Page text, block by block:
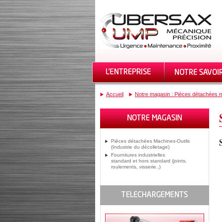
Accueil Notre magasin : Pièces détachées
Pièces détachées Machines-Outils
(Industrie du décolletage)
Fournitures industrielles
standard et hors standard (joints,
roulements, visserie..)